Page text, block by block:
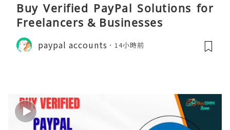
Buy Verified PayPal Solutions for
Freelancers & Businesses
paypal accounts 14小時前